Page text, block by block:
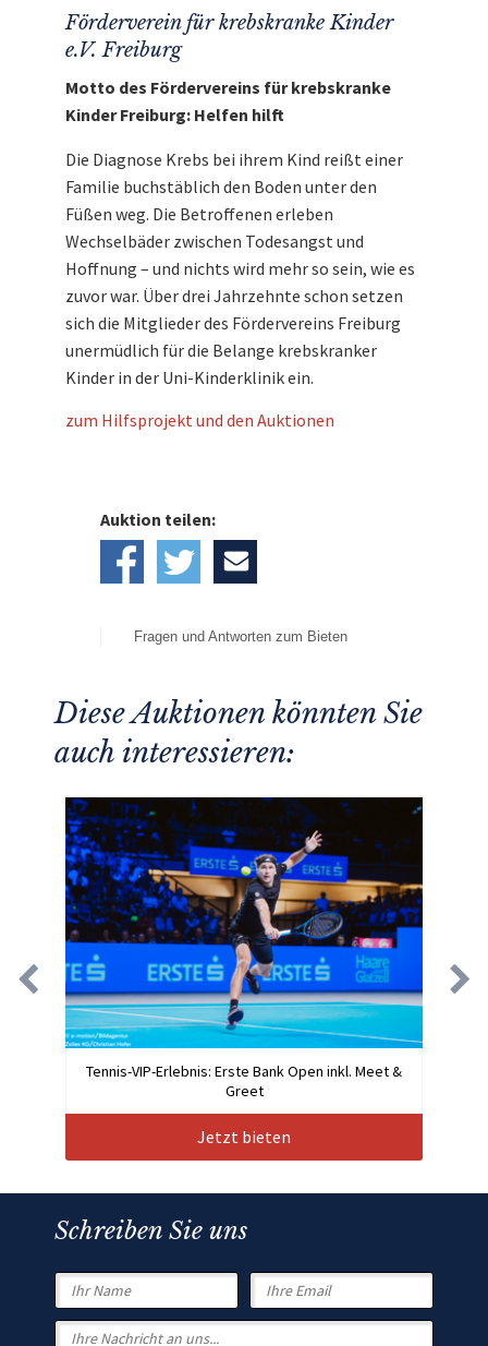
Förderverein für krebskranke Kinder
e.V. Freiburg
Motto des Fördervereins für krebskranke
Kinder Freiburg: Helfen hilft
Die Diagnose Krebs bei ihrem Kind reißt einer
Familie buchstäblich den Boden unter den
Füßen weg. Die Betroffenen erleben
Wechselbäder zwischen Todesangst und
Hoffnung – und nichts wird mehr so sein, wie es
zuvor war. Über drei Jahrzehnte schon setzen
sich die Mitglieder des Fördervereins Freiburg
unermüdlich für die Belange krebskranker
Kinder in der Uni-Kinderklinik ein.
zum Hilfsprojekt und den Auktionen
Auktion teilen:
Fragen und Antworten zum Bieten
Diese Auktionen könnten Sie
auch interessieren:
Tennis-VIP-Erlebnis: Erste Bank Open inkl. Meet &
Greet
Jetzt bieten
Schreiben Sie uns